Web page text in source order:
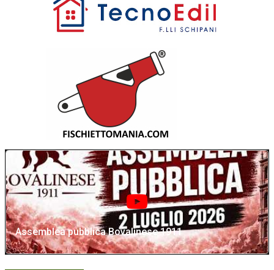
Assemblea pubblica Bovalinese 1911